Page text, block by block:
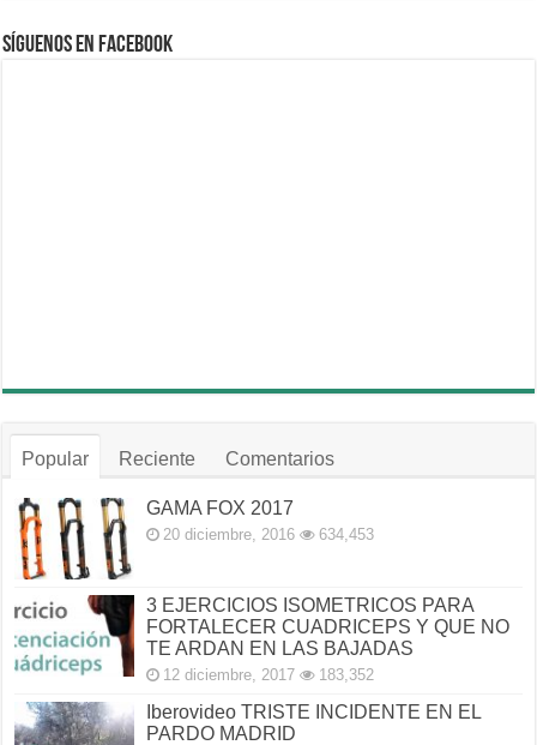
Síguenos en Facebook
Popular Reciente Comentarios
GAMA FOX 2017
20 diciembre, 2016 634,453
3 EJERCICIOS ISOMETRICOS PARA
FORTALECER CUADRICEPS Y QUE NO
TE ARDAN EN LAS BAJADAS
12 diciembre, 2017 183,352
Iberovideo TRISTE INCIDENTE EN EL
PARDO MADRID